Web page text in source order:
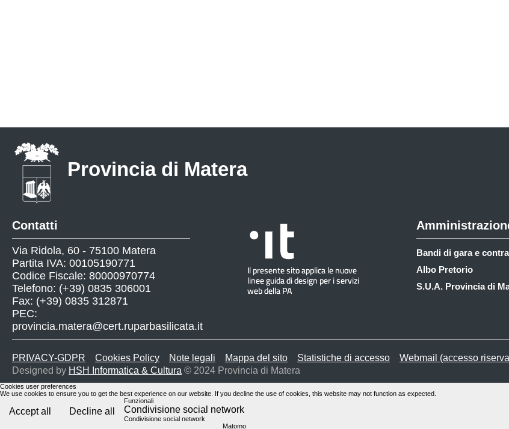
Provincia di Matera
Contatti
Via Ridola, 60 - 75100 Matera
Partita IVA: 00105190771
Codice Fiscale: 80000970774
Telefono: (+39) 0835 306001
Fax: (+39) 0835 312871
PEC:
provincia.matera@cert.ruparbasilicata.it
Bandi di gara e
Albo Pretorio
S.U.A. Provincia di
PRIVACY-GDPR Cookies Policy Note legali Mappa del sito Statistiche di accesso Webmail (accesso
Designed by HSH Informatica & Cultura © 2024 Provincia di Matera
Cookies user preferences
We use cookies to ensure you to get the best experience on our website. If you decline the use of cookies, this website may not function as expected.
Accept all Decline all
Funzionali
Condivisione social network
Condivisione social network
Matomo